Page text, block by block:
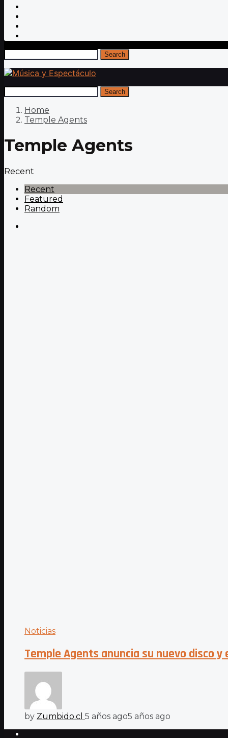
Search
Search
Home
Temple Agents
Temple Agents
Recent
Recent
Featured
Random
Noticias
Temple Agents anuncia su nuevo disco
by Zumbido.cl 5 años ago5 años ago